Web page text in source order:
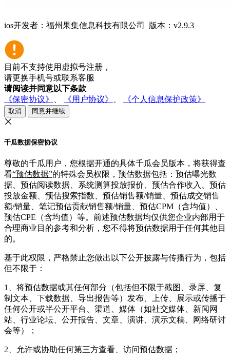
ios开发者：福州果集信息科技有限公司 版本：v2.9.3
目前不支持使用虚拟号注册，
请更换手机号或联系客服
请阅读并同意以下条款
《保密协议》
《用户协议》 《个人信息保护政策》
取消 同意并继续
千瓜数据保密协议
尊敬的千瓜用户，您根据开通的具体千瓜会员版本，将获得查
看“预估数据”的特殊会员权限，预估数据包括：预估曝光数
据、预估阅读数据、系统测算投放报价、预估合作收入、预估
投放金额、预估搜索指数、预估销售额/销量、预估成交销售
额/销量、笔记预估贡献销售额/销量、预估CPM（含均值）、
预估CPE（含均值）等。前述预估数据均仅供您企业内部用于
合理商业目的参考和分析，您不得将预估数据用于任何其他目
的。
基于此权限，严格禁止您做出以下公开披露与传播行为，包括
但不限于：
1、将预估数据或其任何部分（包括但不限于截图、录屏、复
制文本、下载数据、导出报告等）发布、上传、展示或传播于
任何公开或半公开平台、渠道、媒体（如社交媒体、新闻网
站、行业论坛、公开报告、文章、演讲、演示文稿、网络研讨
会等）；
2、允许或协助任何第三方查看、访问预估数据；